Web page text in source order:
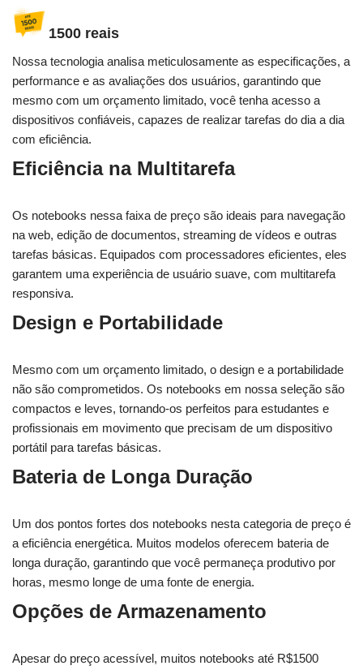
1500 reais
Nossa tecnologia analisa meticulosamente as especificações, a
performance e as avaliações dos usuários, garantindo que
mesmo com um orçamento limitado, você tenha acesso a
dispositivos confiáveis, capazes de realizar tarefas do dia a dia
com eficiência.
Eficiência na Multitarefa
Os notebooks nessa faixa de preço são ideais para navegação
na web, edição de documentos, streaming de vídeos e outras
tarefas básicas. Equipados com processadores eficientes, eles
garantem uma experiência de usuário suave, com multitarefa
responsiva.
Design e Portabilidade
Mesmo com um orçamento limitado, o design e a portabilidade
não são comprometidos. Os notebooks em nossa seleção são
compactos e leves, tornando-os perfeitos para estudantes e
profissionais em movimento que precisam de um dispositivo
portátil para tarefas básicas.
Bateria de Longa Duração
Um dos pontos fortes dos notebooks nesta categoria de preço é
a eficiência energética. Muitos modelos oferecem bateria de
longa duração, garantindo que você permaneça produtivo por
horas, mesmo longe de uma fonte de energia.
Opções de Armazenamento
Apesar do preço acessível, muitos notebooks até R$1500